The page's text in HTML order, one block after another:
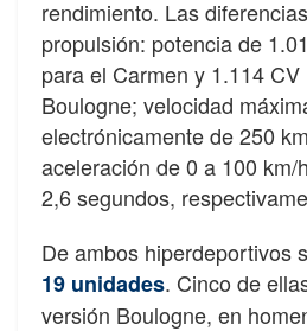
rendimiento. Las
propulsión: potencia de
para el Carmen y 1.114
Boulogne; velocidad
electrónicamente de 250
aceleración de 0 a 100 km/
2,6 segundos,
De ambos hiperdeportivos
19 unidades. Cinco de
versión Boulogne, en